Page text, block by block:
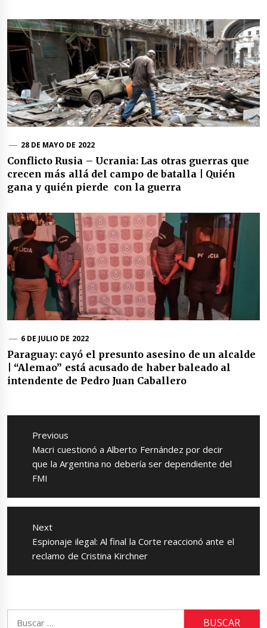
28 DE MAYO DE 2022
Conflicto Rusia – Ucrania: Las otras guerras que
crecen más allá del campo de batalla | Quién
gana y quién pierde con la guerra
6 DE JULIO DE 2022
Paraguay: cayó el presunto asesino de un alcalde
| “Alemao” está acusado de haber baleado al
intendente de Pedro Juan Caballero
Navegación
entradas
Previous
Previous
post:
Macri cuestionó a Alberto Fernández por decir
que la Argentina no debería ser dependiente del
FMI
Next
Next
post:
Espionaje ilegal: Al final la Corte reaccionó ante el
reclamo de Cristina Kirchner